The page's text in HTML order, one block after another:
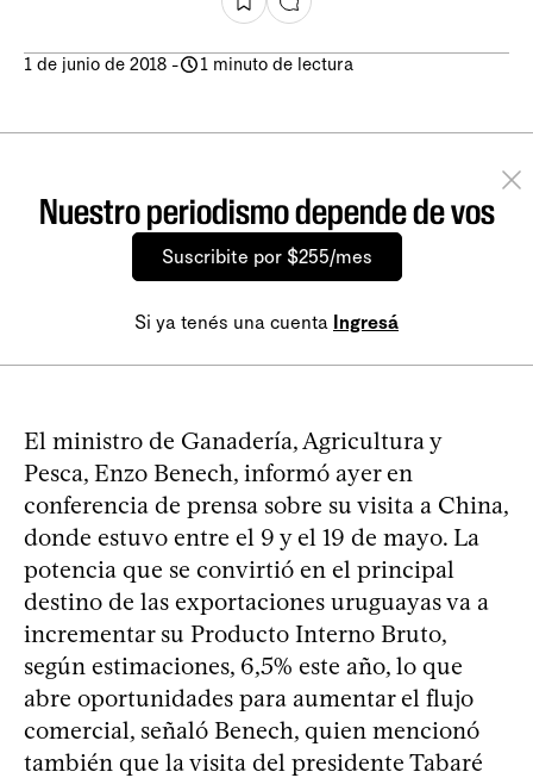
1 de junio de 2018 - 1 minuto de lectura
Nuestro periodismo depende de vos
Suscribite por $255/mes
Si ya tenés una cuenta Ingresá
El ministro de Ganadería, Agricultura y
Pesca, Enzo Benech, informó ayer en
conferencia de prensa sobre su visita a China,
donde estuvo entre el 9 y el 19 de mayo. La
potencia que se convirtió en el principal
destino de las exportaciones uruguayas va a
incrementar su Producto Interno Bruto,
según estimaciones, 6,5% este año, lo que
abre oportunidades para aumentar el flujo
comercial, señaló Benech, quien mencionó
también que la visita del presidente Tabaré